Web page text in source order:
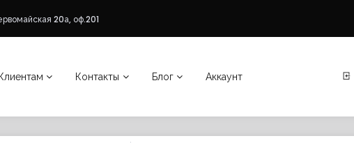
20а, оф.201
Контакты Блог Аккаунт